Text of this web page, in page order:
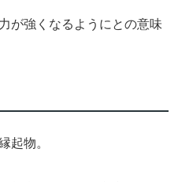
が強くなるようにとの意味
起物。